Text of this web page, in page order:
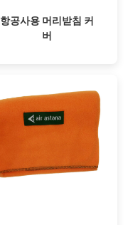
항공사용 머리받침 커
버